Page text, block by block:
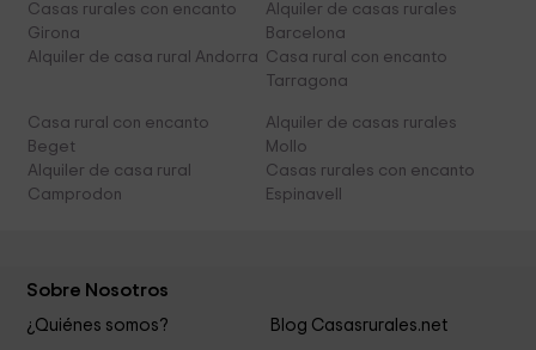
Casas rurales con encanto
Girona
Alquiler de casas rurales
Barcelona
Alquiler de casa rural Andorra Casa rural con encanto
Tarragona
Casa rural con encanto
Beget
Alquiler de casas rurales
Mollo
Alquiler de casa rural
Camprodon
Casas rurales con encanto
Espinavell
Sobre Nosotros
¿Quiénes somos? Blog Casasrurales.net